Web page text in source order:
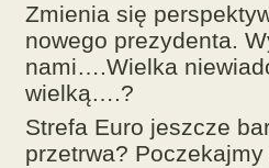
Zmienia się
nowego prezydenta.
nami….Wielka
wielką….?
Strefa Euro jeszcze
przetrwa?